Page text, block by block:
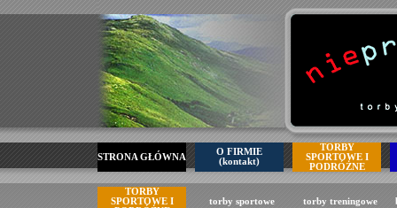
STRONA GŁÓWNA
O FIRMIE
(kontakt)
TORBY
SPORTOWE I
PODRÓŻNE
TORBY
SPORTOWE I
torby sportowe torby treningowe